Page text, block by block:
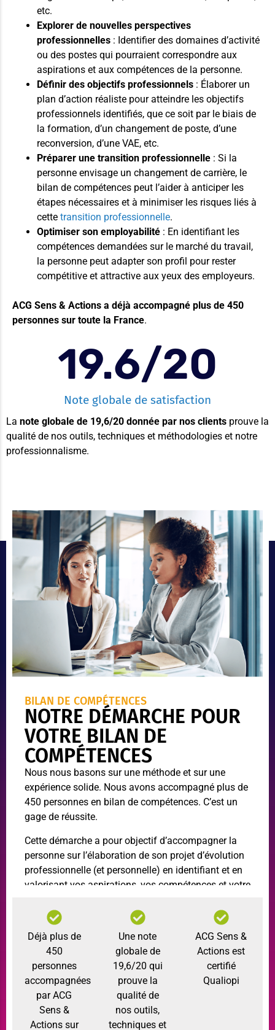
etc.
Explorer de nouvelles perspectives
professionnelles : Identifier des domaines d’activité
ou des postes qui pourraient correspondre aux
aspirations et aux compétences de la personne.
Définir des objectifs professionnels : Élaborer un
plan d’action réaliste pour atteindre les objectifs
professionnels identifiés, que ce soit par le biais de
la formation, d’un changement de poste, d’une
reconversion, d’une VAE, etc.
Préparer une transition professionnelle : Si la
personne envisage un changement de carrière, le
bilan de compétences peut l’aider à anticiper les
étapes nécessaires et à minimiser les risques liés à
cette transition professionnelle.
Optimiser son employabilité : En identifiant les
compétences demandées sur le marché du travail,
la personne peut adapter son profil pour rester
compétitive et attractive aux yeux des employeurs.
ACG Sens & Actions a déjà accompagné plus de 450
personnes sur toute la France.
Note globale de satisfaction
19.6/20
La note globale de 19,6/20 donnée par nos clients prouve la
qualité de nos outils, techniques et méthodologies et notre
professionnalisme.
BILAN DE COMPÉTENCES
NOTRE DÉMARCHE POUR
VOTRE BILAN DE
COMPÉTENCES
Nous nous basons sur une méthode et sur une
expérience solide. Nous avons accompagné plus de
450 personnes en bilan de compétences. C’est un
gage de réussite.
Cette démarche a pour objectif d’accompagner la
personne sur l’élaboration de son projet d’évolution
professionnelle (et personnelle) en identifiant et en
valorisant vos aspirations, vos compétences et votre
Déjà plus de
450
personnes
accompagnées
par ACG
Sens &
Actions sur
Une note
globale de
19,6/20 qui
prouve la
qualité de
nos outils,
techniques et
ACG Sens &
Actions est
certifié
Qualiopi